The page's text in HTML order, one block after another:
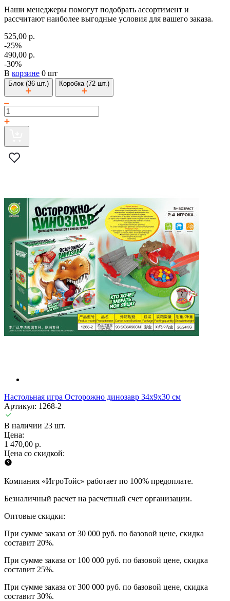
Наши менеджеры помогут подобрать ассортимент и
рассчитают наиболее выгодные условия для вашего заказа.
525,00 р.
-25%
490,00 р.
-30%
В корзине 0 шт
Блок (36 шт.) Коробка (72 шт.)
Настольная игра Осторожно динозавр 34х9х30 см
Артикул: 1268-2
В наличии 23 шт.
Цена:
1 470,00 р.
Цена со скидкой:
Компания «ИгроТойс» работает по 100% предоплате.
Безналичный расчет на расчетный счет организации.
Оптовые скидки:
При сумме заказа от 30 000 руб. по базовой цене, скидка
составит 20%.
При сумме заказа от 100 000 руб. по базовой цене, скидка
составит 25%.
При сумме заказа от 300 000 руб. по базовой цене, скидка
составит 30%.